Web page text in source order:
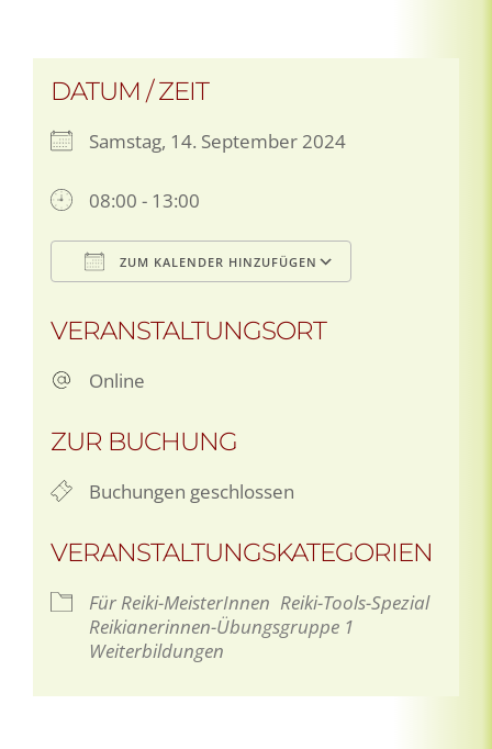
DATUM / ZEIT
Samstag, 14. September 2024
08:00 - 13:00
ZUM KALENDER HINZUFÜGEN
VERANSTALTUNGSORT
Online
ZUR BUCHUNG
Buchungen geschlossen
VERANSTALTUNGSKATEGORIEN
Für Reiki-MeisterInnen Reiki-Tools-Spezial
Reikianerinnen-Übungsgruppe 1
Weiterbildungen